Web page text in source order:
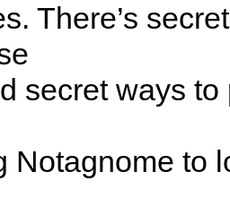
There’s
secret ways
Notagnome to